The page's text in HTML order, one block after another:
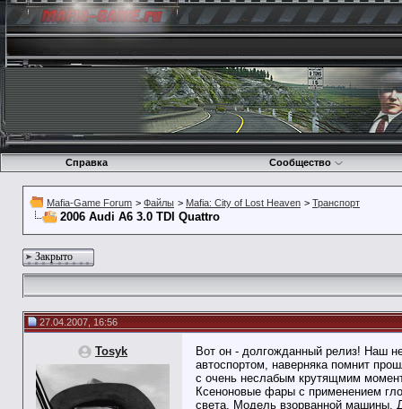
Справка Сообщество
Mafia-Game Forum > Файлы > Mafia: City of Lost Heaven > Транспорт
2006 Audi A6 3.0 TDI Quattro
Закрыто
27.04.2007, 16:56
Tosyk
Вот он - долгожданный релиз! Наш
автоспортом, наверняка помнит
с очень неслабым крутящмим
Ксеноновые фары с применением
света. Модель взорванной машины.